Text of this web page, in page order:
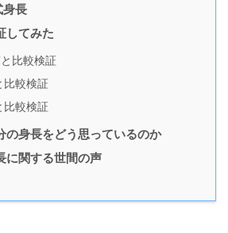
身長
してみた
比較検証
比較検証
比較検証
の身長をどう思っているのか
に関する世間の声